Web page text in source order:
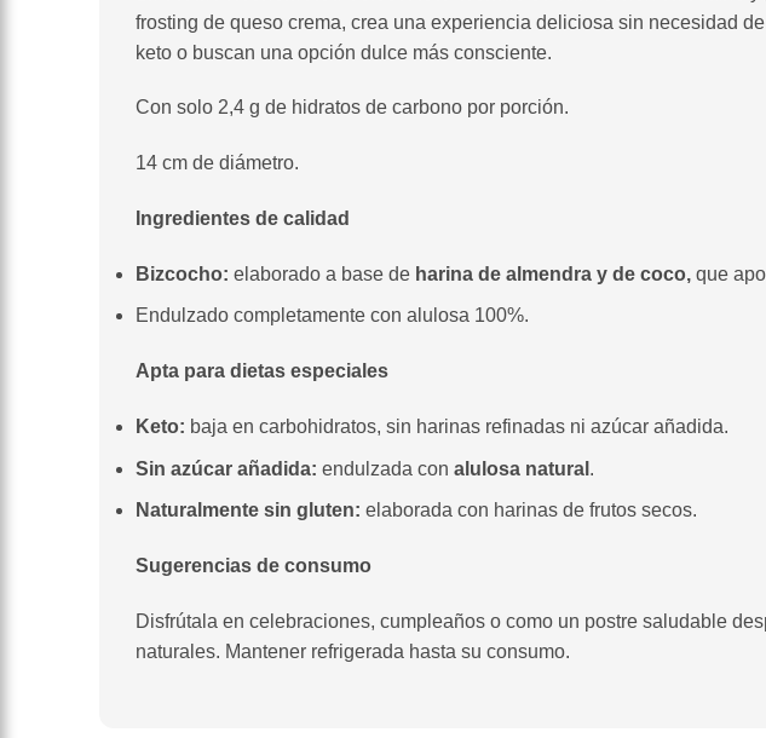
frosting de queso crema, crea una experiencia deliciosa sin necesidad
keto o buscan una opción dulce más consciente.
Con solo 2,4 g de hidratos de carbono por porción.
14 cm de diámetro.
Ingredientes de calidad
Bizcocho: elaborado a base de harina de almendra y de coco,que
Endulzado completamente con alulosa 100%.
Apta para dietas especiales
Keto: baja en carbohidratos, sin harinas refinadas ni azúcar añadida.
Sin azúcar añadida: endulzada conalulosa natural .
Naturalmente sin gluten: elaborada con harinas de frutos secos.
Sugerencias de consumo
Disfrútala en celebraciones, cumpleaños o como un postre saludable
naturales. Mantener refrigerada hasta su consumo.